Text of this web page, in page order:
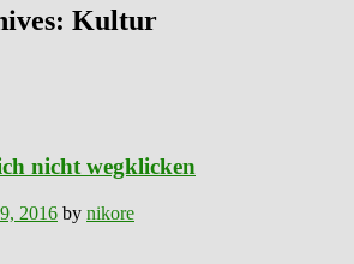
Kultur
nicht wegklicken
2016 by nikore